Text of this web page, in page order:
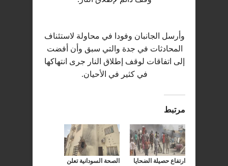
وأرسل الجانبان وفودا في محاولة لاستئناف
المحادثات في جدة والتي سبق وأن أفضت
إلى اتفاقات لوقف إطلاق النار جرى انتهاكها
في كثير في الأحيان.
مرتبط
ارتفاع حصيلة الضحايا
الصحة السودانية تعلن